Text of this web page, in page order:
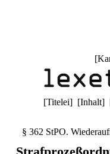
[
[Titelei] [Inhalt]
§ 362 StPO.